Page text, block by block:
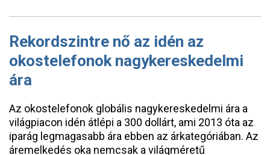
Rekordszintre nő az idén az
okostelefonok nagykereskedelmi
ára
Az okostelefonok globális nagykereskedelmi ára a
világpiacon idén átlépi a 300 dollárt, ami 2013 óta az
iparág legmagasabb ára ebben az árkategóriában. Az
áremelkedés oka nemcsak a világméretű